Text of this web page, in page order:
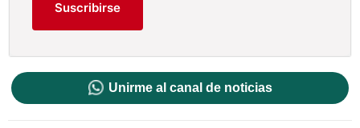
Suscribirse
Unirme al canal de noticias